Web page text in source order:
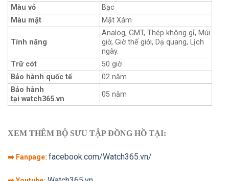
Màu vỏ
Bạc
Màu mặt
Mặt Xám
Tính năng
Analog, GMT, Thép không gỉ, Múi
giờ, Giờ thế giới, Dạ quang, Lịch
ngày.
Trữ cót
50 giờ
Bảo hành quốc tế
02 năm
Bảo hành
tại watch365.vn
05 năm
XEM THÊM BỘ SƯU TẬP ĐỒNG HỒ TẠI:
➡️ Fanpage: facebook.com/Watch365.vn/